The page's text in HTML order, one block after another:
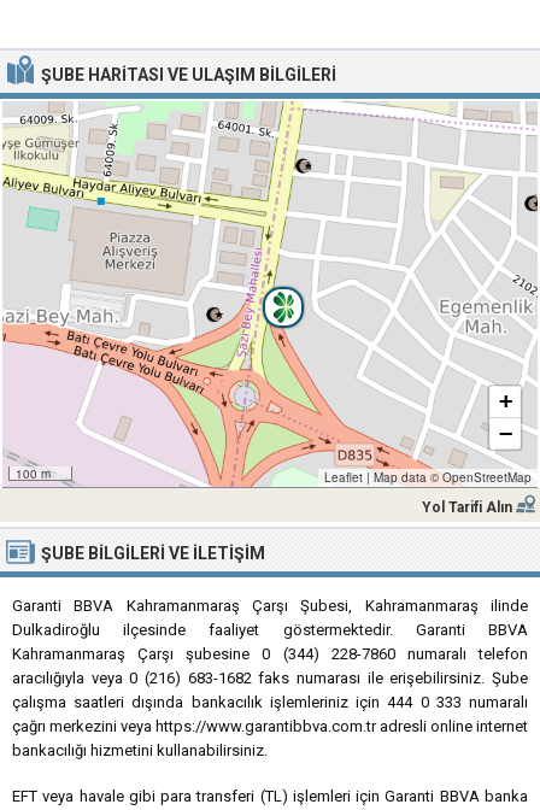
ŞUBE HARITASI VE ULAŞIM BILGILERI
100 m
+
−
Leaflet | Map data ©OpenStreetMap
Yol Tarifi Alın
ŞUBE BILGILERI VE İLETIŞIM
Garanti BBVA Kahramanmaraş Çarşı Şubesi, Kahramanmaraş ilinde
Dulkadiroğlu ilçesinde faaliyet göstermektedir. Garanti BBVA
Kahramanmaraş Çarşı şubesine 0 (344) 228-7860 numaralı telefon
aracılığıyla veya 0 (216) 683-1682 faks numarası ile erişebilirsiniz. Şube
çalışma saatleri dışında bankacılık işlemleriniz için 444 0 333 numaralı
çağrı merkezini veya https://www.garantibbva.com.tr adresli online internet
bankacılığı hizmetini kullanabilirsiniz.
EFT veya havale gibi para transferi (TL) işlemleri için Garanti BBVA banka